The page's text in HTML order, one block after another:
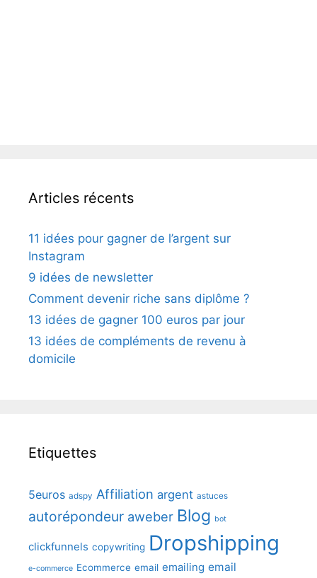
Articles récents
11 idées pour gagner de l’argent sur
Instagram
9 idées de newsletter
Comment devenir riche sans diplôme ?
13 idées de gagner 100 euros par jour
13 idées de compléments de revenu à
domicile
Etiquettes
5euros adspy Affiliation argent astuces
autorépondeur aweber Blog bot
clickfunnels copywriting Dropshipping
e-commerce Ecommerce email emailing email